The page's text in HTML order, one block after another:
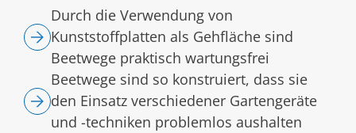
Durch die Verwendung von
Kunststoffplatten als Gehfläche sind
Beetwege praktisch wartungsfrei
Beetwege sind so konstruiert, dass sie
den Einsatz verschiedener Gartengeräte
und -techniken problemlos aushalten